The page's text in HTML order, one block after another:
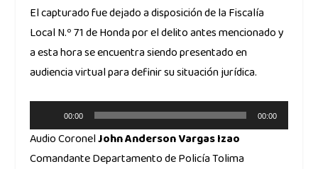
El capturado fue dejado a disposición de la Fiscalía
Local N.º 71 de Honda por el delito antes mencionado y
a esta hora se encuentra siendo presentado en
audiencia virtual para definir su situación jurídica.
Reproductor
de
00:00 00:00
Audio CoronelJohn Anderson Vargas Izao
Comandante Departamento de Policía Tolima